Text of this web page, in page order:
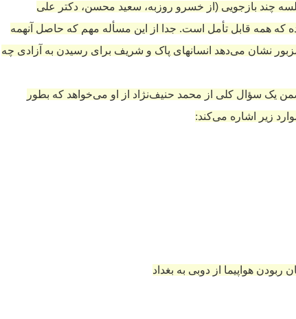
چند بازجویی (از خسرو روزبه، سعید محسن، دکتر علی
که همه قابل تأمل است. جدا از این مسأله مهم که حاصل آنهمه
مزبور نشان می‌دهد انسانهای پاک و شریف برای رسیدن به آزادی چه
سؤال کلی از محمد حنیف‌نژاد از او می‌خواهد که بطور
زیر اشاره می‌کند: